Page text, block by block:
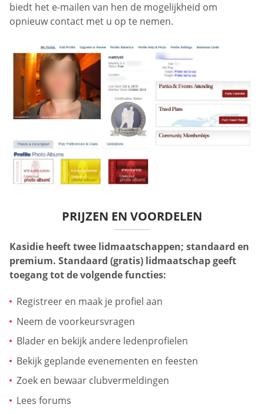
biedt het e-mailen van hen de mogelijkheid om
opnieuw contact met u op te nemen.
PRIJZEN EN VOORDELEN
Kasidie heeft twee lidmaatschappen; standaard en
premium. Standaard (gratis) lidmaatschap geeft
toegang tot de volgende functies:
Registreer en maak je profiel aan
Neem de voorkeursvragen
Blader en bekijk andere ledenprofielen
Bekijk geplande evenementen en feesten
Zoek en bewaar clubvermeldingen
Lees forums